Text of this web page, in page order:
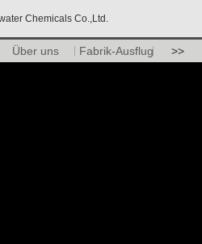
Chemicals Co.,Ltd.
Über uns Fabrik-Ausflug >>